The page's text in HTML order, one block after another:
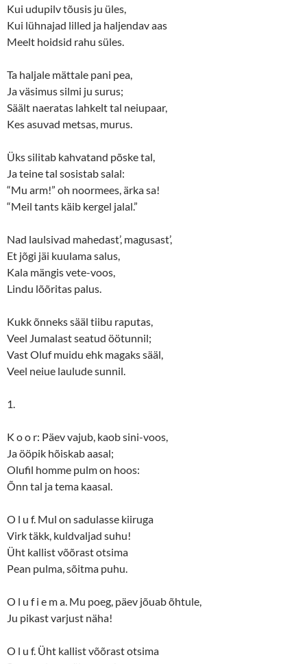
)
Kui udupilv tõusis ju üles,
Kui lühnajad lilled ja haljendav aas
Meelt hoidsid rahu süles.
Ta haljale mättale pani pea,
Ja väsimus silmi ju surus;
Säält naeratas lahkelt tal neiupaar,
Kes asuvad metsas, murus.
Üks silitab kahvatand põske tal,
Ja teine tal sosistab salal:
“Mu arm!” oh noormees, ärka sa!
“Meil tants käib kergel jalal.”
Nad laulsivad mahedast’, magusast’,
Et jõgi jäi kuulama salus,
Kala mängis vete-voos,
Lindu lõõritas palus.
Kukk õnneks sääl tiibu raputas,
Veel Jumalast seatud öötunnil;
Vast Oluf muidu ehk magaks sääl,
Veel neiue laulude sunnil.
1.
K o o r: Päev vajub, kaob sini-voos,
Ja ööpik hõiskab aasal;
Olufil homme pulm on hoos:
Õnn tal ja tema kaasal.
O l u f. Mul on sadulasse kiiruga
Virk täkk, kuldvaljad suhu!
Üht kallist võõrast otsima
Pean pulma, sõitma puhu.
O l u f i e m a. Mu poeg, päev jõuab õhtule,
Ju pikast varjust näha!
O l u f. Üht kallist võõrast otsima